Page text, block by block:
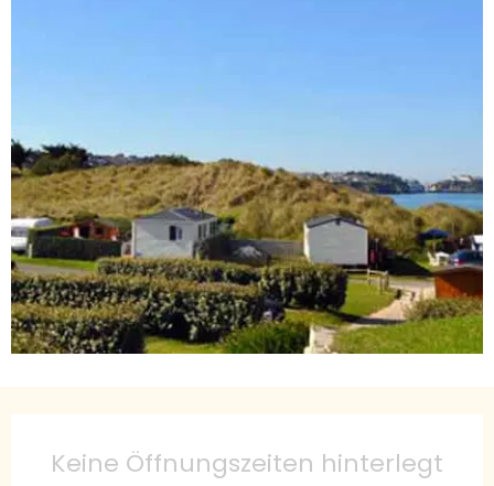
Keine Öffnungszeiten hinterlegt